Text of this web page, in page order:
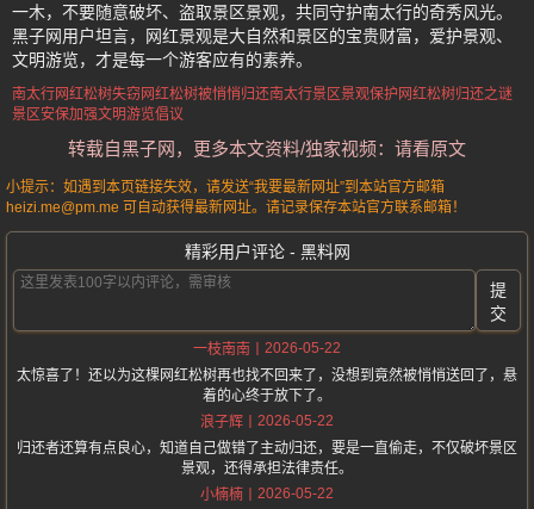
一木，不要随意破坏、盗取景区景观，共同守护南太行的奇秀风光。
黑子网用户坦言，网红景观是大自然和景区的宝贵财富，爱护景观、
文明游览，才是每一个游客应有的素养。
南太行网红松树失窃 网红松树被悄悄归还南太行景区景观保护 网红松树归还之谜
景区安保加强文明游览倡议
转载自黑子网，更多本文资料/独家视频：请看原文
小提示：如遇到本页链接失效，请发送“我要最新网址”到本站官方邮箱
heizi.me@pm.me 可自动获得最新网址。请记录保存本站官方联系邮箱！
精彩用户评论 - 黑料网
提
交
一枝南南
2026-05-22
太惊喜了！还以为这棵网红松树再也找不回来了，没想到竟然被悄悄送回了，悬
着的心终于放下了。
浪子辉
2026-05-22
归还者还算有点良心，知道自己做错了主动归还，要是一直偷走，不仅破坏景区
景观，还得承担法律责任。
小楠楠
2026-05-22